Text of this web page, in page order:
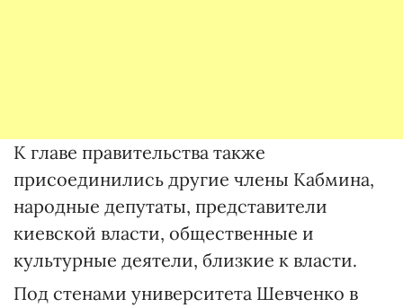
К главе правительства также
присоединились другие члены Кабмина,
народные депутаты, представители
киевской власти, общественные и
культурные деятели, близкие к власти.
Под стенами университета Шевченко в